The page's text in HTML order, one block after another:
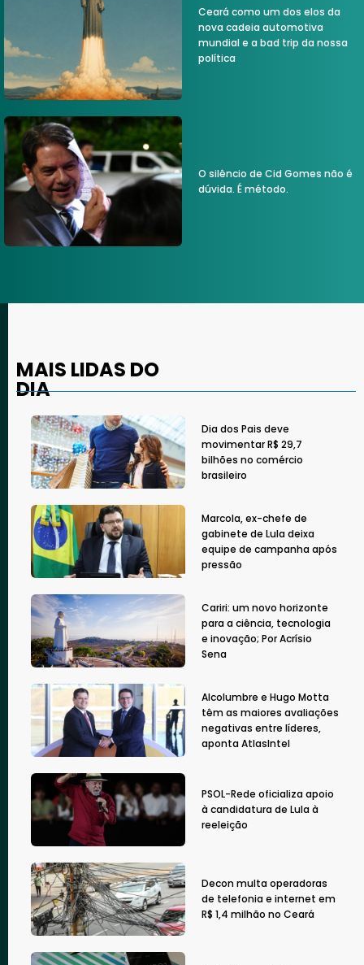
Ceará como um dos elos da
nova cadeia automotiva
mundial e a bad trip da nossa
política
O silêncio de Cid Gomes não é
dúvida. É método.
MAIS LIDAS DO
DIA
Dia dos Pais deve
movimentar R$ 29,7
bilhões no comércio
brasileiro
Marcola, ex-chefe de
gabinete de Lula deixa
equipe de campanha após
pressão
Cariri: um novo horizonte
para a ciência, tecnologia
e inovação; Por Acrísio
Sena
Alcolumbre e Hugo Motta
têm as maiores avaliações
negativas entre líderes,
aponta AtlasIntel
PSOL-Rede oficializa apoio
à candidatura de Lula à
reeleição
Decon multa operadoras
de telefonia e internet em
R$ 1,4 milhão no Ceará